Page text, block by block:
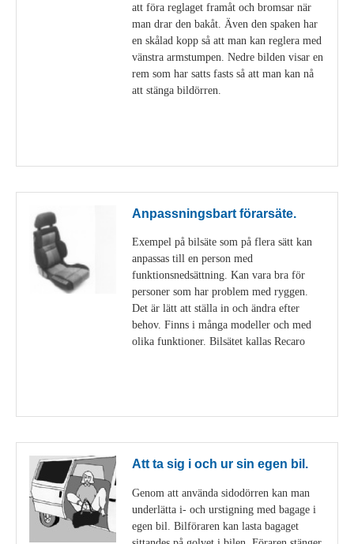
att föra reglaget framåt och bromsar när
man drar den bakåt. Även den spaken har
en skålad kopp så att man kan reglera med
vänstra armstumpen. Nedre bilden visar en
rem som har satts fasts så att man kan nå
att stänga bildörren.
Anpassningsbart förarsäte.
Exempel på bilsäte som på flera sätt kan
anpassas till en person med
funktionsnedsättning. Kan vara bra för
personer som har problem med ryggen.
Det är lätt att ställa in och ändra efter
behov. Finns i många modeller och med
olika funktioner. Bilsätet kallas Recaro
Att ta sig i och ur sin egen bil.
Genom att använda sidodörren kan man
underlätta i- och urstigning med bagage i
egen bil. Bilföraren kan lasta bagaget